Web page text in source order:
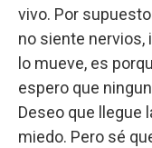
vivo. Por
no siente nervios,
lo mueve, es
espero que
Deseo que llegue
miedo. Pero sé